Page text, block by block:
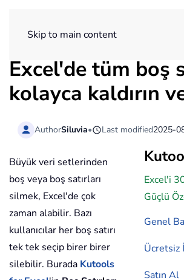
Skip to main content
Excel'de tüm boş
kolayca kaldırın
AuthorSiluvia• Last modified2025-
Excel'i
Güçlü
Genel
Ücretsiz
Satın Al
Büyük veri setlerinden
boş veya boş satırları
silmek, Excel'de çok
zaman alabilir. Bazı
kullanıcılar her boş satırı
tek tek seçip birer birer
silebilir. Burada Kutools